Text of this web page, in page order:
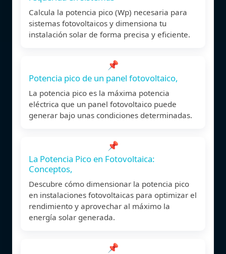
Calcula la potencia pico (Wp) necesaria para
sistemas fotovoltaicos y dimensiona tu
instalación solar de forma precisa y eficiente.
📌
Potencia pico de un panel fotovoltaico,
La potencia pico es la máxima potencia
eléctrica que un panel fotovoltaico puede
generar bajo unas condiciones determinadas.
📌
La Potencia Pico en Fotovoltaica:
Conceptos,
Descubre cómo dimensionar la potencia pico
en instalaciones fotovoltaicas para optimizar el
rendimiento y aprovechar al máximo la
energía solar generada.
📌